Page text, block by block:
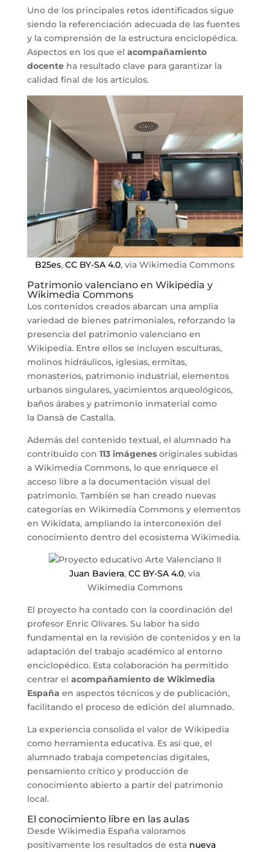
Uno de los principales retos identificados sigue
siendo la referenciación adecuada de las fuentes
y la comprensión de la estructura enciclopédica.
Aspectos en los que el acompañamiento
docenteha resultado clave para garantizar la
calidad final de los artículos.
B25es,CC BY-SA 4.0, via Wikimedia Commons
Patrimonio valenciano en Wikipedia y
Wikimedia Commons
Los contenidos creados abarcan una amplia
variedad de bienes patrimoniales, reforzando la
presencia del patrimonio valenciano en
Wikipedia. Entre ellos se incluyen esculturas,
molinos hidráulicos, iglesias, ermitas,
monasterios, patrimonio industrial, elementos
urbanos singulares, yacimientos arqueológicos,
baños árabes y patrimonio inmaterial como
la Dansà de Castalla.
Además del contenido textual, el alumnado ha
contribuido con 113 imágenesoriginales subidas
a Wikimedia Commons, lo que enriquece el
acceso libre a la documentación visual del
patrimonio. También se han creado nuevas
categorías en Wikimedia Commons y elementos
en Wikidata, ampliando la interconexión del
conocimiento dentro del ecosistema Wikimedia.
Juan Baviera,CC BY-SA 4.0, via
Wikimedia Commons
El proyecto ha contado con la coordinación del
profesor Enric Olivares. Su labor ha sido
fundamental en la revisión de contenidos y en la
adaptación del trabajo académico al entorno
enciclopédico. Esta colaboración ha permitido
centrar el acompañamiento de Wikimedia
España en aspectos técnicos y de publicación,
facilitando el proceso de edición del alumnado.
La experiencia consolida el valor de Wikipedia
como herramienta educativa. Es así que, el
alumnado trabaja competencias digitales,
pensamiento crítico y producción de
conocimiento abierto a partir del patrimonio
local.
El conocimiento libre en las aulas
Desde Wikimedia España valoramos
positivamente los resultados de esta nueva